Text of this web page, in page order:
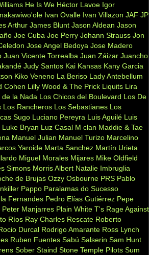
He Is We Héctor Lavoe Igor
Ivan Ovalle Ivan Villazon JAF JP
Arthur James Blunt Jason Aldean Jason
Joe Cuba Joe Perry Johann Strauss Jon
Jose Angel Bedoya Jose Madero
Juan Vicente Torrealba Juan Záizar Juancho
Judy Santos Kai Kansas Kany Garcia
Kiko Veneno La Beriso Lady Antebellum
Cohen Lilly Wood & The Prick Liquits Lira
de la Nada Los Chicos del Boulevard Los De
Los Rancheros Los Sebastianes Los
Sugo Luciano Pereyra Luis Aguilé Luis
Luke Bryan Luz Casal M clan Maddie & Tae
Manuel Julian Manuel Turizo Marcelino
Yaroide Marta Sanchez Martín Urieta
Miguel Morales Mijares Mike Oldfield
Simons Morris Albert Natalie Imbruglia
de Brujas Ozzy Osbourne PRS Pablo
Pappo Paralamas do Sucesso
Fernandes Pedro Elías Gutiérrez Pepe
Peter Manjarres Plain White T's Rage Against
Ríos Ray Charles Rescate Roberto
Durcal Rodrigo Amarante Ross Lynch
Ruben Fuentes Sabú Salserin Sam Hunt
Sober Staind Stone Temple Pilots Sum